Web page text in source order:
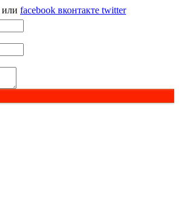
или facebook вконтакте twitter